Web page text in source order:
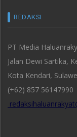
REDAKSI
PT Media
Jalan Dewi Sartika,
Kota Kendari,
(+62) 857 56147990